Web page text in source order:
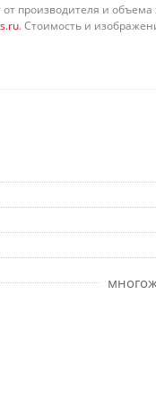
производителя и объема
. Стоимость и